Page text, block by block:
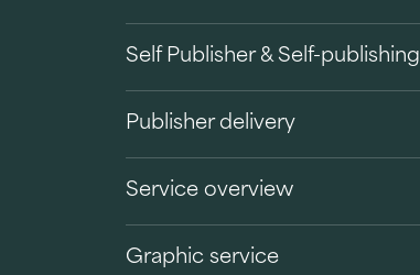
Self Publisher & Self-publishing
Publisher delivery
Service overview
Graphic service